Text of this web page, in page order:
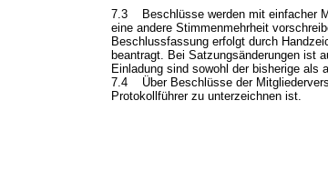
7.3 Beschlüsse werden mit einfacher
eine andere Stimmenmehrheit
Beschlussfassung erfolgt durch
beantragt. Bei Satzungsänderungen ist
Einladung sind sowohl der bisherige als
7.4 Über Beschlüsse der
Protokollführer zu unterzeichnen ist.